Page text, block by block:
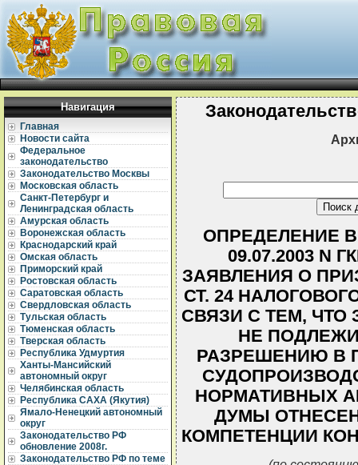
Навигация
Главная
Новости сайта
Федеральное
законодательство
Законодательство Москвы
Московская область
Санкт-Петербург и
Ленинградская область
Амурская область
Воронежская область
Краснодарский край
Омская область
Приморский край
Ростовская область
Саратовская область
Свердловская область
Тульская область
Тюменская область
Тверская область
Республика Удмуртия
Ханты-Мансийский
автономный округ
Челябинская область
Республика САХА (Якутия)
Ямало-Ненецкий автономный
округ
Законодательство РФ
обновление 2008г.
Законодательство РФ по теме
ОПРЕДЕЛЕНИЕ
09.07.2003 N
ЗАЯВЛЕНИЯ О
СТ. 24
СВЯЗИ С ТЕМ, ЧТО
НЕ
РАЗРЕШЕНИЮ В
НОРМАТИВНЫХ
ДУМЫ
КОМПЕТЕНЦИИ